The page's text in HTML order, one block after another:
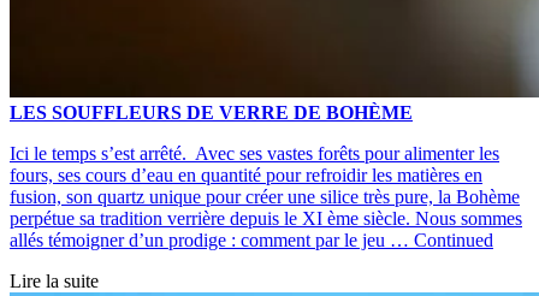
LES SOUFFLEURS DE VERRE DE BOHÈME
Ici le temps s’est arrêté. Avec ses vastes forêts pour alimenter les
fours, ses cours d’eau en quantité pour refroidir les matières en
fusion, son quartz unique pour créer une silice très pure, la Bohème
perpétue sa tradition verrière depuis le XI ème siècle. Nous sommes
allés témoigner d’un prodige : comment par le jeu … Continued
Lire la suite